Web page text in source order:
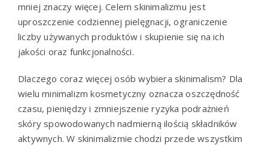
mniej znaczy więcej. Celem skinimalizmu jest
uproszczenie codziennej pielęgnacji, ograniczenie
liczby używanych produktów i skupienie się na ich
jakości oraz funkcjonalności.
Dlaczego coraz więcej osób wybiera skinimalism? Dla
wielu minimalizm kosmetyczny oznacza oszczędność
czasu, pieniędzy i zmniejszenie ryzyka podrażnień
skóry spowodowanych nadmierną ilością składników
aktywnych. W skinimalizmie chodzi przede wszystkim